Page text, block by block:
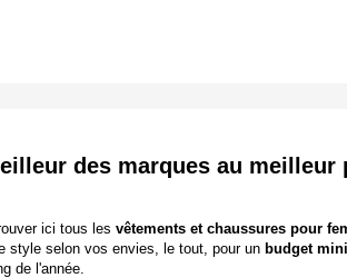
des marques au meilleur
ici tous les vêtements et chaussures pour
style selon vos envies, le tout, pour un budget mini
de l'année.